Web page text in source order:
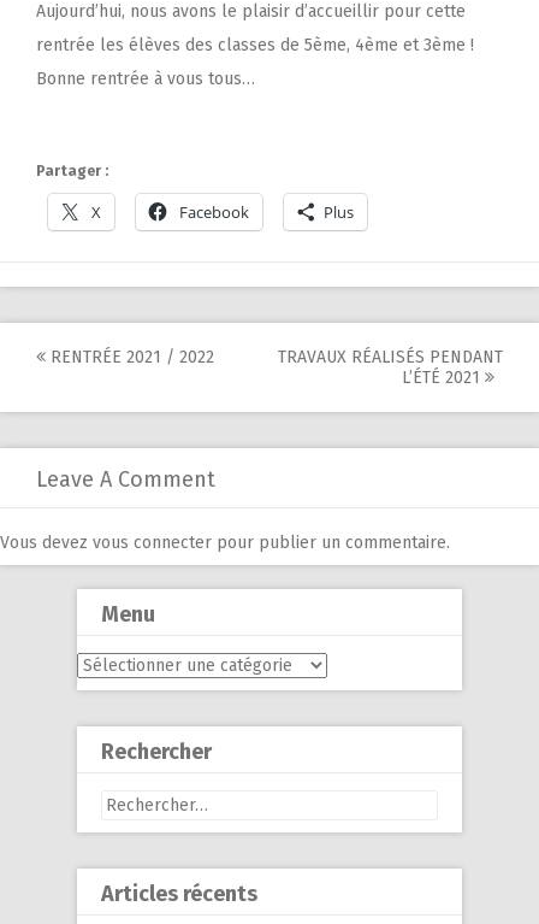
Aujourd’hui, nous avons le plaisir d’accueillir pour cette
rentrée les élèves des classes de 5ème, 4ème et 3ème !
Bonne rentrée à vous tous…
Partager :
X Facebook Plus
Post
RENTRÉE 2021 / 2022
TRAVAUX RÉALISÉS PENDANT
L’ÉTÉ 2021
Leave A Comment
Vous devez vous connecter pour publier un commentaire.
Menu
Menu
Rechercher
Rechercher :
Articles récents